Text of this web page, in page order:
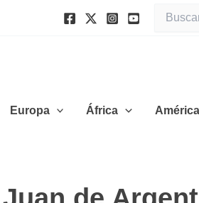
por:
Europa África América